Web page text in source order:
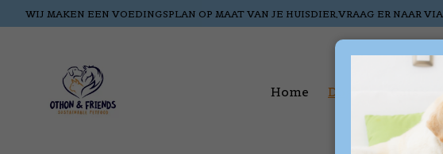
WIJ MAKEN EEN VOEDINGSPLAN OP MAAT VAN JE HUISDIER,VRAAG ER NAAR VIA
Home Dogs